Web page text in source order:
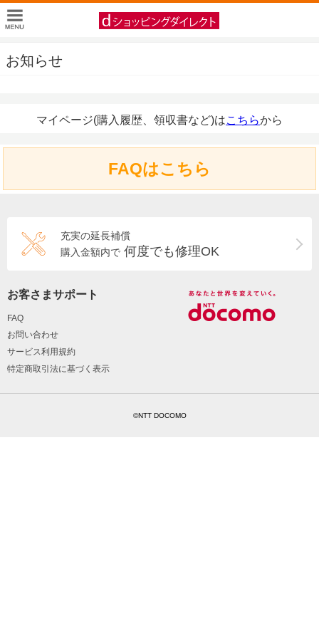
お知らせ
マイページ(購入履歴、領収書など)はこちらから
FAQはこちら
充実の延長補償
購入金額内で 何度でも修理OK
お客さまサポート
FAQ
お問い合わせ
サービス利用規約
特定商取引法に基づく表示
©NTT DOCOMO